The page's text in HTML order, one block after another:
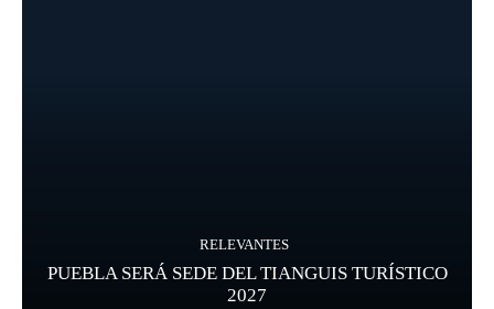
RELEVANTES
PUEBLA SERÁ SEDE DEL TIANGUIS TURÍSTICO
2027